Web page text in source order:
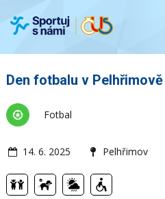
Den fotbalu v Pelhřimově
Fotbal
14. 6. 2025 Pelhřimov